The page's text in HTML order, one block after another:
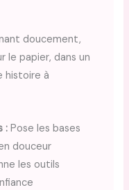
doucement,
le papier, dans un
histoire à
: Pose les bases
douceur
les outils